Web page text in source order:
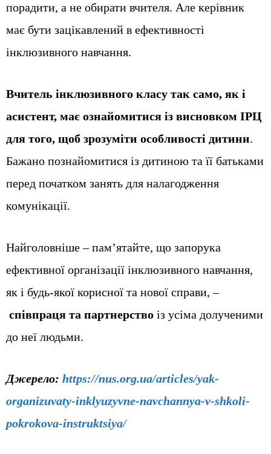
порадити, а не обирати вчителя. Але керівник
має бути зацікавлений в ефективності
інклюзивного навчання.
Вчитель інклюзивного класу так само, як і
асистент, має ознайомитися із висновком ІРЦ
для того, щоб зрозуміти особливості дитини.
Бажано познайомитися із дитиною та її батьками
перед початком занять для налагодження
комунікації.
Найголовніше – пам’ятайте, що запорука
ефективної організації інклюзивного навчання,
як і будь-якої корисної та нової справи, –
співпраця та партнерство із усіма долученими
до неї людьми.
Джерело: https://nus.org.ua/articles/yak-
organizuvaty-inklyuzyvne-navchannya-v-shkoli-
pokrokova-instruktsiya/